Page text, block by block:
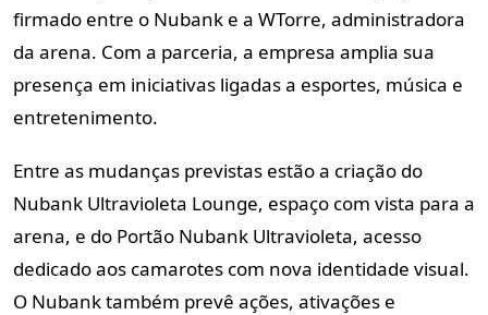
firmado entre o Nubank e a WTorre, administradora
da arena. Com a parceria, a empresa amplia sua
presença em iniciativas ligadas a esportes, música e
entretenimento.
Entre as mudanças previstas estão a criação do
Nubank Ultravioleta Lounge, espaço com vista para a
arena, e do Portão Nubank Ultravioleta, acesso
dedicado aos camarotes com nova identidade visual.
O Nubank também prevê ações, ativações e